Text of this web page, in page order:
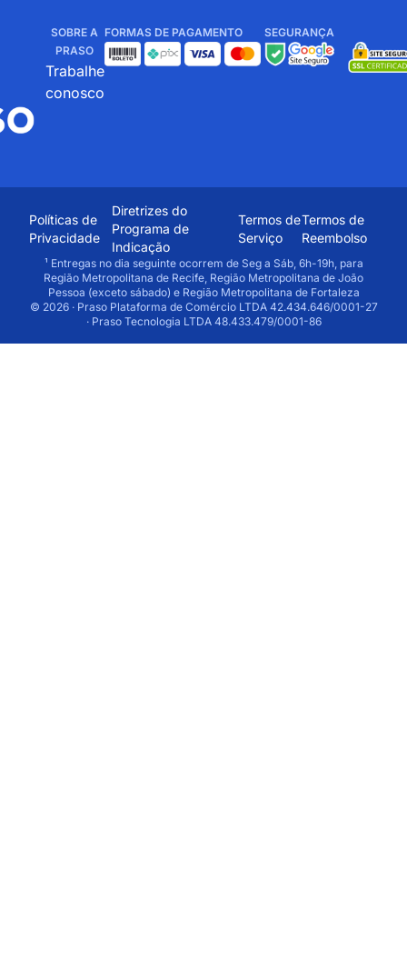
SOBRE A
PRASO
Trabalhe
conosco
FORMAS DE PAGAMENTO SEGURANÇA
Políticas de
Privacidade
Diretrizes do
Programa de
Indicação
Termos de
Serviço
Termos de
Reembolso
¹ Entregas no dia seguinte ocorrem de Seg a Sáb, 6h-19h, para
Região Metropolitana de Recife, Região Metropolitana de João
Pessoa (exceto sábado) e Região Metropolitana de Fortaleza
© 2026 · Praso Plataforma de Comércio LTDA 42.434.646/0001-27
· Praso Tecnologia LTDA 48.433.479/0001-86